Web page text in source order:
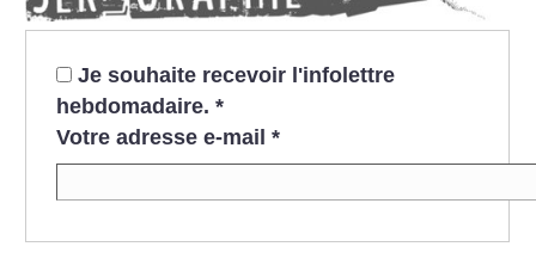
Je souhaite recevoir l'infolettre
hebdomadaire. *
Votre adresse e-mail *